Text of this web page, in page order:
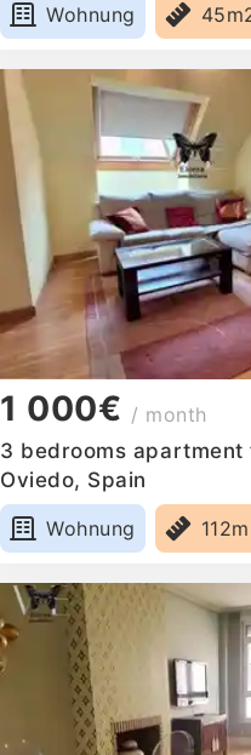
Wohnung
1 000€ / month
3 bedrooms apartment
Oviedo, Spain
Wohnung